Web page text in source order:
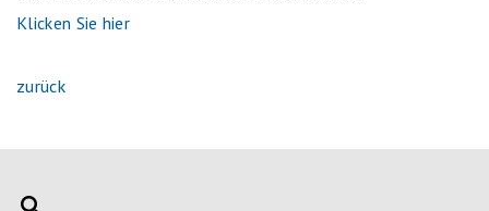
Klicken Sie hier
zurück